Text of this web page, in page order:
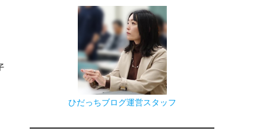
ひだっちブログ運営スタッフ